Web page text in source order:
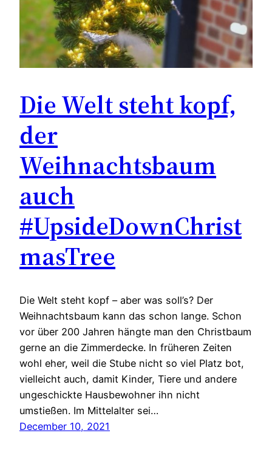
Die Welt steht kopf,
der
Weihnachtsbaum
auch
#UpsideDownChrist
masTree
Die Welt steht kopf – aber was soll’s? Der
Weihnachtsbaum kann das schon lange. Schon
vor über 200 Jahren hängte man den Christbaum
gerne an die Zimmerdecke. In früheren Zeiten
wohl eher, weil die Stube nicht so viel Platz bot,
vielleicht auch, damit Kinder, Tiere und andere
ungeschickte Hausbewohner ihn nicht
umstießen. Im Mittelalter sei…
December 10, 2021